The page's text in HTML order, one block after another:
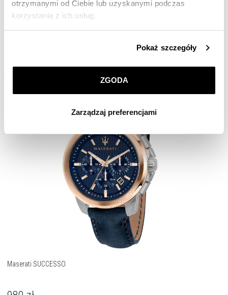
otrzymanymi od Ciebie lub uzyskanymi podczas
korzystania z ich usług.
przez nas plików cookie znajdziesz wPolityce
korzystamy. Możesz również wybrać jaki rodzaj plików
Zarządzaj preferencjami. W każdej chwili możesz
dokonać zmiany wybranych przez Ciebie plików cookie.
Pokaż szczegóły
ZGODA
Zarządzaj preferencjami
Maserati Successo
Maserati SUCCESSO